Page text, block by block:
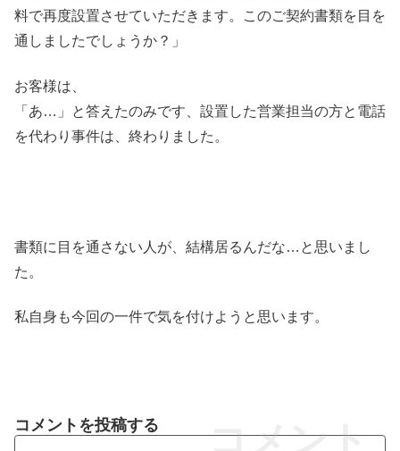
料で再度設置させていただきます。このご契約書類を目を
通しましたでしょうか？」
お客様は、
「あ…」と答えたのみです、設置した営業担当の方と電話
を代わり事件は、終わりました。
書類に目を通さない人が、結構居るんだな…と思いまし
た。
私自身も今回の一件で気を付けようと思います。
コメント
コメントを投稿する